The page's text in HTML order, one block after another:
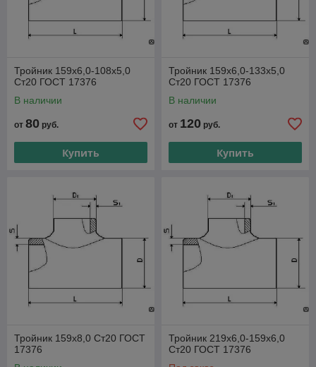
Тройник 159х6,0-108х5,0
Ст20 ГОСТ 17376
В наличии
от 80 руб.
Купить
Тройник 159х6,0-133х5,0
Ст20 ГОСТ 17376
В наличии
от 120 руб.
Купить
Тройник 159х8,0 Ст20 ГОСТ
17376
Тройник 219х6,0-159х6,0
Ст20 ГОСТ 17376